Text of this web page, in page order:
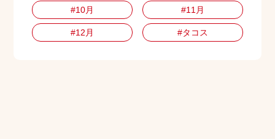
#10月 #11月
#12月 #タコス